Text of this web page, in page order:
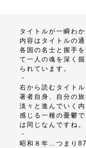
タイトルが一瞬わ
内容はタイトルの
各国の名士と握手
て一人の魂を深く
られています。
・
右から読むタイト
著者自身、自分の
淡々と進んでいく
感じる一種の憂鬱
は同じなんですね。
・
昭和８年…つまり